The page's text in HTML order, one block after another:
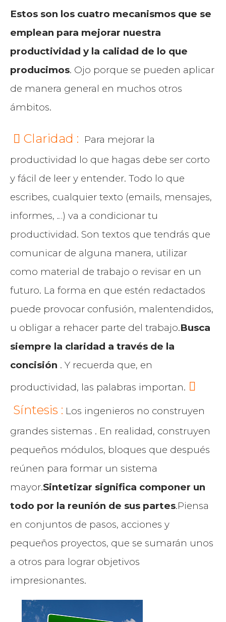
Estos son los cuatro mecanismos que se
emplean para mejorar nuestra
productividad y la calidad de lo que
producimos. Ojo porque se pueden aplicar
de manera general en muchos otros
ámbitos.
Claridad :
Para mejorar la
productividad lo que hagas debe ser corto
y fácil de leer y entender. Todo lo que
escribes, cualquier texto (emails, mensajes,
informes, …) va a condicionar tu
productividad. Son textos que tendrás que
comunicar de alguna manera, utilizar
como material de trabajo o revisar en un
futuro. La forma en que estén redactados
puede provocar confusión, malentendidos,
u obligar a rehacer parte del trabajo.Busca
siempre la claridad a través de la
concisión . Y recuerda que, en
productividad, las palabras importan.
Síntesis : Los ingenieros no construyen
grandes sistemas . En realidad, construyen
pequeños módulos, bloques que después
reúnen para formar un sistema
mayor.Sintetizar significa componer un
todo por la reunión de sus partes.Piensa
en conjuntos de pasos, acciones y
pequeños proyectos, que se sumarán unos
a otros para lograr objetivos
impresionantes.